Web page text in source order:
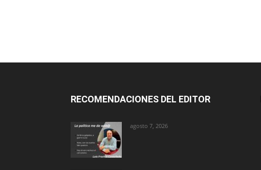
RECOMENDACIONES DEL EDITOR
agosto 7, 2026